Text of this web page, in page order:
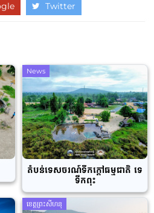
Twitter
News
តំបន់ទេសចរណ៍ទឹកក្តៅធម្មជាតិ ទេ
ទឹកពុះ
ខេត្តព្រះសីហនុ